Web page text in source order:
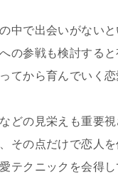
中で出会いがない
の参戦も検討する
てから育んでいく
どの見栄えも重要
その点だけで恋人
テクニックを会得